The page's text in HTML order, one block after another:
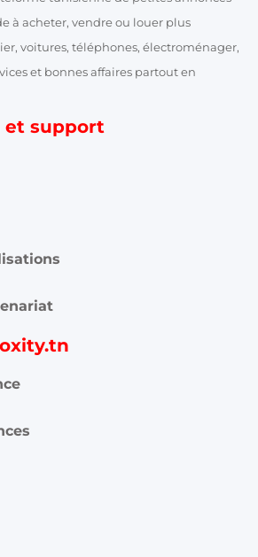
à acheter, vendre ou louer plus
voitures, téléphones, électroménager,
et bonnes affaires partout en
et support